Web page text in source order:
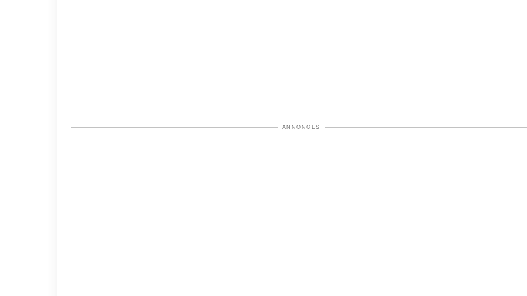
ANNONCES